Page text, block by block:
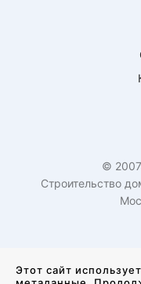
©
Строительство
Этот сайт